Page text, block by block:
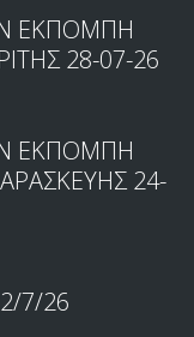
ΕΚΠΟΜΠΗ
28-07-26
ΕΚΠΟΜΠΗ
24-
7/26